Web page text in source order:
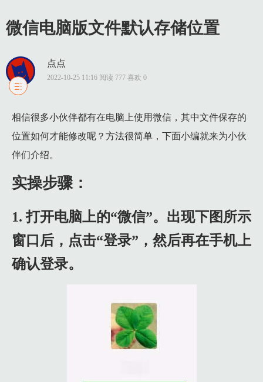
微信电脑版文件默认存储位置
点点
2022-10-25 11:16 阅读 777 喜欢 0
相信很多小伙伴都有在电脑上使用微信，其中文件保存的
位置如何才能修改呢？方法很简单，下面小编就来为小伙
伴们介绍。
实操步骤：
1. 打开电脑上的“微信”。出现下图所示
窗口后，点击“登录”，然后再在手机上
确认登录。
1 实操步骤：
1.1 1. 打开电脑上的“微信”。出现下图所示窗口后，点击“登录”
1.2 2. 如果我们是第一次登录电脑微信或者要切换账号，就需要
1.3 3. 进入主界面后，点击左下角的三条横线图标，在弹出菜单
1.4 4. 打开设置窗口后，点击左侧列的“通用设置”。进入通用设
1.6 6. 页面中出现下图所示窗口后，点击“确定”。
1.7 7. 之后文件就会被转移到新的保存位置，转移完成后微信就
1.8 8.如果需要恢复微信图片，可去百度搜索【源代码设计笔记